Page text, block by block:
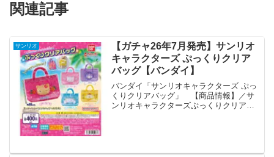
関連記事
サンリオ
【ガチャ26年7月発売】サンリオ
キャラクターズ ぷっくりクリア
バッグ【バンダイ】
バンダイ「サンリオキャラクターズ ぷっ
くりクリアバッグ」 【商品情報】／サ
ンリオキャラクターズぷっくりクリアバ